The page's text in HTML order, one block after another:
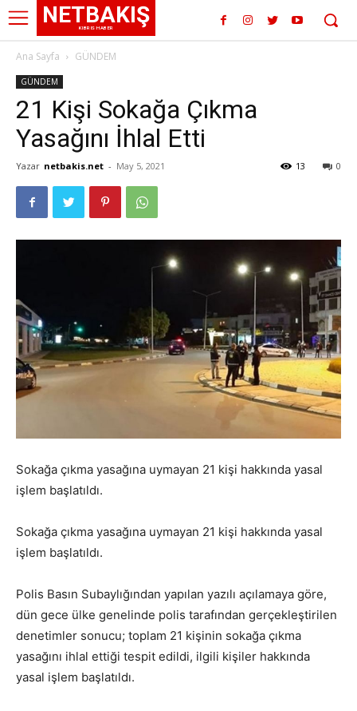
NETBAKIŞ
KIBRIS HABER
Ana Sayfa GÜNDEM
GÜNDEM
21 Kişi Sokağa Çıkma
Yasağını İhlal Etti
Yazar netbakis.net - May 5, 2021 0
13
Sokağa çıkma yasağına uymayan 21 kişi hakkında yasal
işlem başlatıldı.
Sokağa çıkma yasağına uymayan 21 kişi hakkında yasal
işlem başlatıldı.
Polis Basın Subaylığından yapılan yazılı açılamaya göre,
dün gece ülke genelinde polis tarafından gerçekleştirilen
denetimler sonucu; toplam 21 kişinin sokağa çıkma
yasağını ihlal ettiği tespit edildi, ilgili kişiler hakkında
yasal işlem başlatıldı.